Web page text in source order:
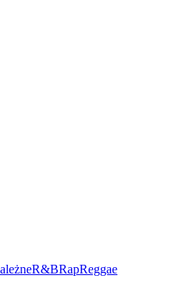
R&BRapReggae